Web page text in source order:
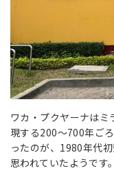
ワカ・プクヤーナは
現する200～700年ご
ったのが、1980年代
思われていたようです。